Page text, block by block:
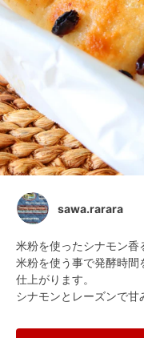
sawa.rarara
米粉を使ったシナモン香
米粉を使う事で発酵時間
仕上がります。
シナモンとレーズンで甘